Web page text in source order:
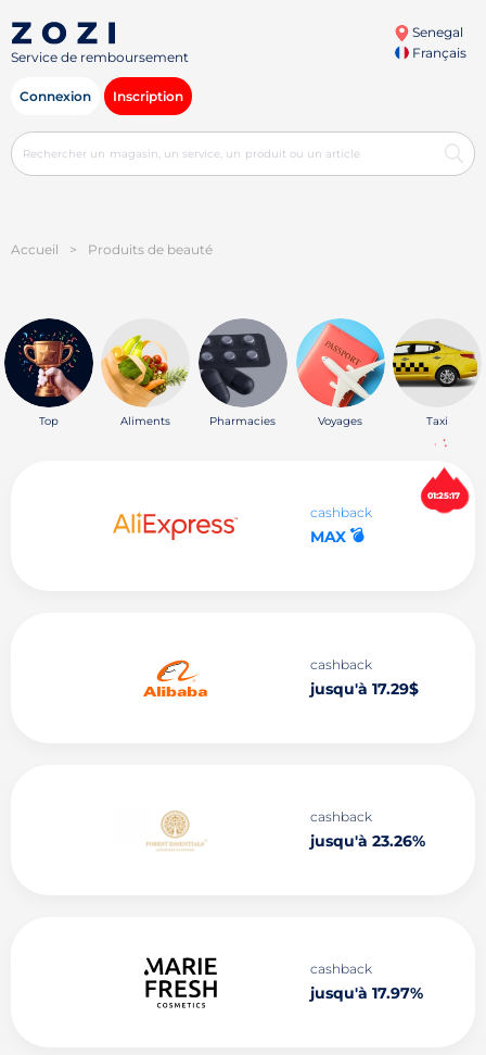
Service de remboursement
Senegal
Français
Connexion Inscription
Accueil > Produits de beauté
Top Aliments Pharmacies Voyages Taxi
cashback
MAX💣
01:25:16
cashback
jusqu'à 17.29$
cashback
jusqu'à 23.26%
cashback
jusqu'à 17.97%